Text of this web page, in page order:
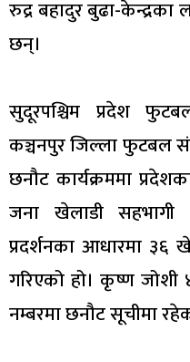
रुद्र बहादुर बुढा-
छन्।
सुदूरपश्चिम प्रदेश
कञ्चनपुर जिल्ला फुटबल
छनौट कार्यक्रममा
जना खेलाडी सहभागी
प्रदर्शनका आधारमा ३६
गरिएको हो। कृष्ण
नम्बरमा छनौट सूचीमा